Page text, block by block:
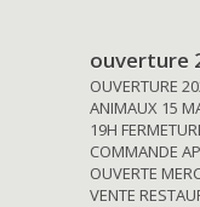
ouverture
OUVERTURE
ANIMAUX 15
19H
COMMANDE
OUVERTE
VENTE